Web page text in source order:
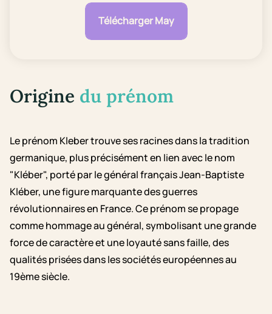
Télécharger May
Origine du prénom
Le prénom Kleber trouve ses racines dans la tradition
germanique, plus précisément en lien avec le nom
"Kléber", porté par le général français Jean-Baptiste
Kléber, une figure marquante des guerres
révolutionnaires en France. Ce prénom se propage
comme hommage au général, symbolisant une grande
force de caractère et une loyauté sans faille, des
qualités prisées dans les sociétés européennes au
19ème siècle.